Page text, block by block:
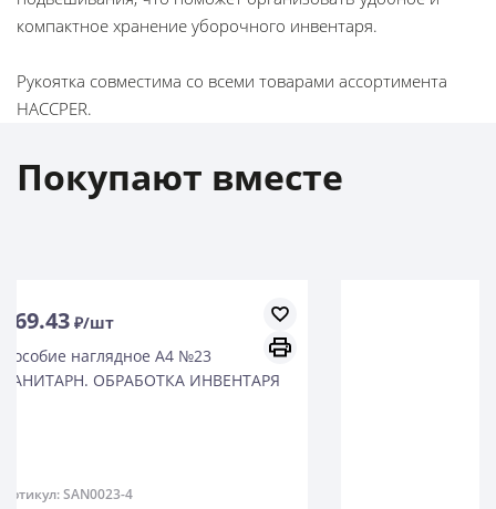
компактное хранение уборочного инвентаря.
Рукоятка совместима со всеми товарами ассортимента
HACCPER.
Покупают вместе
₽/шт
Фартук HACCPER Evatex с рукавами,
размер L, 1300х950 мм, 10 шт